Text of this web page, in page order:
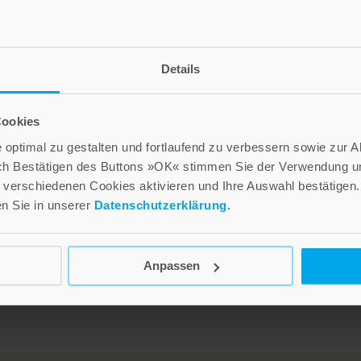
Details
zu gestalten und fortlaufend zu verbessern sowie zur
Bestätigen des Buttons »OK« stimmen Sie der Verwendung
Cookies aktivieren und Ihre Auswahl bestätigen.
Sie in unserer Datenschutzerklärung.
Anpassen
Gottesdienste mit allen
Generationen
20,00 €
Inkl. 7% MwSt.,exkl.Versandkosten
Georg Moser –
unvergessen
Inkl. 7% MwSt.,exkl.Versandkosten